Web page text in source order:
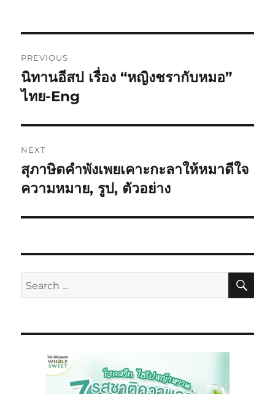
PREVIOUS
นิทานอีสป เรื่อง “หญิงชรากับหมอ”
ไทย-Eng
NEXT
สุภาษิตคำพังเพยเคาะกะลาให้หมาดีใจ
ความหมาย, รูป, ตัวอย่าง